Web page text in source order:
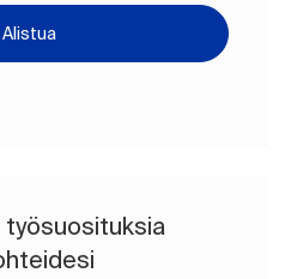
Alistua